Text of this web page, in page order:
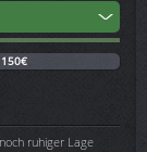
150€
ruhiger Lage